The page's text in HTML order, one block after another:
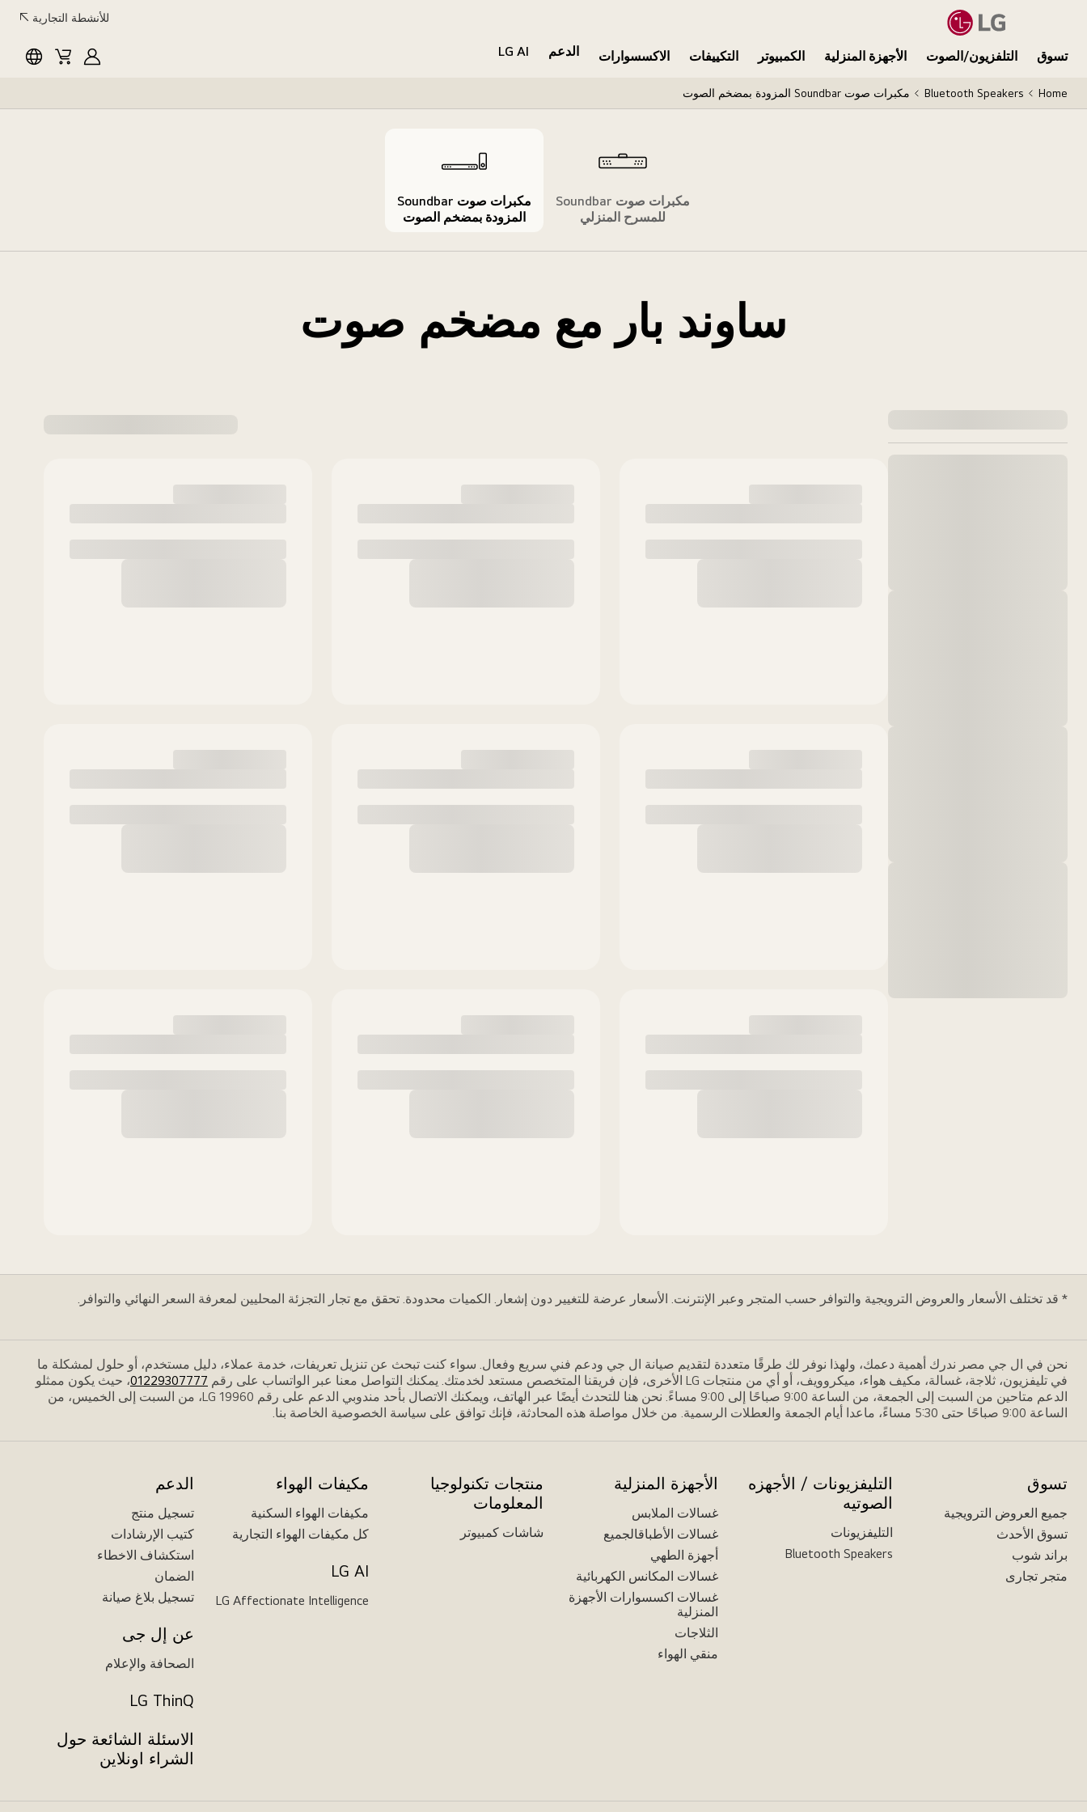
للأنشطة التجارية
تسوق التلفزيون/الصوت الأجهزة المنزلية الكمبيوتر التكييفات الاكسسوارات الدعم
LG AI
myLGسلة
اللغة
Home
Bluetooth Speakers مكبرات صوت Soundbar المزودة بمضخم الصوت
مكبرات صوت Soundbar
للمسرح المنزلي
مكبرات صوت Soundbar
المزودة بمضخم الصوت
ساوند بار مع مضخم صوت
* قد تختلف الأسعار والعروض الترويجية والتوافر حسب المتجر وعبر الإنترنت. الأسعار عرضة للتغيير دون إشعار. الكميات محدودة. تحقق مع تجار التجزئة المحليين لمعرفة السعر النهائي والتوافر.
نحن في ال جي مصر ندرك أهمية دعمك، ولهذا نوفر لك طرقًا متعددة لتقديم صيانة ال جي ودعم فني سريع وفعال. سواء كنت تبحث عن تنزيل تعريفات، خدمة عملاء، دليل مستخدم، أو حلول لمشكلة ما
في تليفزيون، ثلاجة، غسالة، مكيف هواء، ميكروويف، أو أي من منتجات LG الأخرى، فإن فريقنا المتخصص مستعد لخدمتك. يمكنك التواصل معنا عبر الواتساب على رقم
01229307777، حيث يكون ممثلو
الدعم متاحين من السبت إلى الجمعة، من الساعة 9:00 صباحًا إلى 9:00 مساءً. نحن هنا للتحدث أيضًا عبر الهاتف، ويمكنك الاتصال بأحد مندوبي الدعم على رقم LG 19960، من السبت إلى الخميس، من
الساعة 9:00 صباحًا حتى 5:30 مساءً، ماعدا أيام الجمعة والعطلات الرسمية. من خلال مواصلة هذه المحادثة، فإنك توافق على سياسة الخصوصية الخاصة بنا.
تسوق
جميع العروض الترويجية
تسوق الأحدث
براند شوب
متجر تجارى
التليفزيونات / الأجهزه
الصوتيه
التليفزيونات
Bluetooth Speakers
الأجهزة المنزلية
غسالات الملابس
غسالات الأطباقالجميع
أجهزة الطهي
غسالات المكانس الكهربائية
غسالات اكسسوارات الأجهزة
المنزلية
الثلاجات
منقي الهواء
منتجات تكنولوجيا
المعلومات
شاشات كمبيوتر
مكيفات الهواء
مكيفات الهواء السكنية
كل مكيفات الهواء التجارية
LG AI
LG Affectionate Intelligence
الدعم
تسجيل منتج
كتيب الإرشادات
استكشاف الاخطاء
الضمان
تسجيل بلاغ صيانة
عن إل جى
الصحافة والإعلام
LG ThinQ
الاسئلة الشائعة حول
الشراء اونلاين